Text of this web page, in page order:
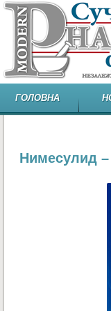
ГОЛОВНА
Нимесулид